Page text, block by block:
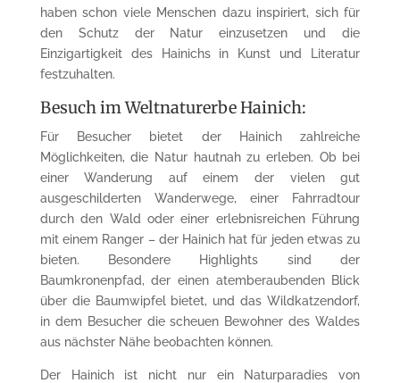
haben schon viele Menschen dazu inspiriert, sich für
den Schutz der Natur einzusetzen und die
Einzigartigkeit des Hainichs in Kunst und Literatur
festzuhalten.
Besuch im Weltnaturerbe Hainich:
Für Besucher bietet der Hainich zahlreiche
Möglichkeiten, die Natur hautnah zu erleben. Ob bei
einer Wanderung auf einem der vielen gut
ausgeschilderten Wanderwege, einer Fahrradtour
durch den Wald oder einer erlebnisreichen Führung
mit einem Ranger – der Hainich hat für jeden etwas zu
bieten. Besondere Highlights sind der
Baumkronenpfad, der einen atemberaubenden Blick
über die Baumwipfel bietet, und das Wildkatzendorf,
in dem Besucher die scheuen Bewohner des Waldes
aus nächster Nähe beobachten können.
Der Hainich ist nicht nur ein Naturparadies von